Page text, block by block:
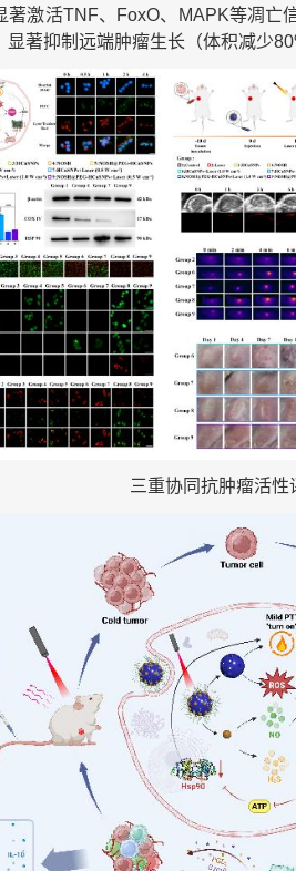
著激活TNF、FoxO、MAPK等凋
著抑制远端肿瘤生长（体积减少
三重协同抗肿瘤活性